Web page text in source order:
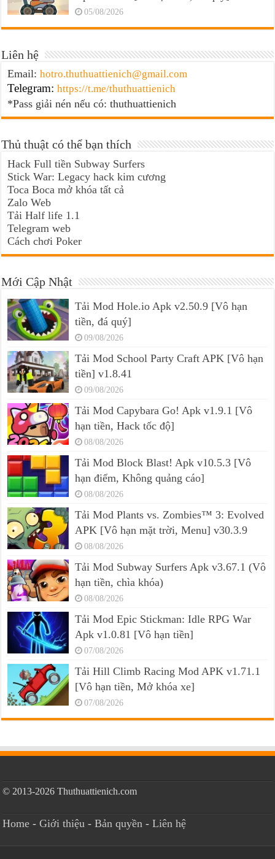
05/08/2026
Liên hệ
Email:hotro.thuthuattienich@gmail.com
Telegram: https://t.me/thuthuattienich
*Pass giải nén nếu có: thuthuattienich
Thủ thuật có thể bạn thích
Hack Full tiền Subway Surfers
Stick War: Legacy hack kim cương
Toca Boca mở khóa tất cả
Zalo Web
Tải Half life 1.1
Telegram web
Cách chơi Poker
Mới Cập Nhật
Tải Mod Hole.io Apk v2.50.9 [Vô hạn
tiền, đá quý]
09/08/2026
Tải Mod School Party Craft APK [Vô hạn
tiền] v1.8.41
09/08/2026
Tải Mod Capybara Go! Apk v1.9.1 [Vô
hạn tiền, Hack tốc độ]
08/08/2026
Tải Mod Block Blast! Apk v10.5.3 [Vô
hạn điểm, Không quảng cáo]
08/08/2026
Tải Mod Plants vs. Zombies™ 3: Evolved
APK [Vô hạn mặt trời, Menu] v30.3.9
08/08/2026
Tải Mod Subway Surfers Apk v3.67.1 (Vô
hạn tiền, chìa khóa)
08/08/2026
Tải Mod Epic Stickman: Idle RPG War
Apk v1.0.81 [Vô hạn tiền]
07/08/2026
Tải Hill Climb Racing Mod APK v1.71.1
[Vô hạn tiền, Mở khóa xe]
07/08/2026
© 2013-2026 Thuthuattienich.com
Home -Giới thiệu -Bản quyền -Liên hệ